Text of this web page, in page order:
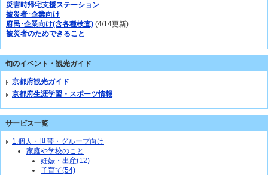
災害時帰宅支援ステーション
被災者･企業向け
府民･企業向け(含各種検査) (4/14更新)
被災者のためできること
旬のイベント・観光ガイド
京都府観光ガイド
京都府生涯学習・スポーツ情報
サービス一覧
1.個人・世帯・グループ向け
家庭や学校のこと
妊娠・出産(12)
子育て(54)